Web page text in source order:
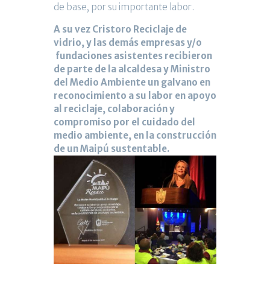
de base, por su importante labor.
A su vez Cristoro Reciclaje de
vidrio, y las demás empresas y/o
fundaciones asistentes recibieron
de parte de la alcaldesa y Ministro
del Medio Ambiente un galvano en
reconocimiento a su labor en apoyo
al reciclaje, colaboración y
compromiso por el cuidado del
medio ambiente, en la construcción
de un Maipú sustentable.